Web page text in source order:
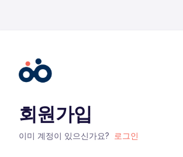
회원가입
이미 계정이 있으신가요? 로그인